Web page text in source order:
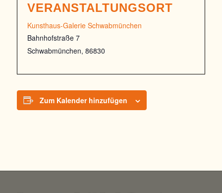
VERANSTALTUNGSORT
Kunsthaus-Galerie Schwabmünchen
Bahnhofstraße 7
Schwabmünchen, 86830
Zum Kalender hinzufügen